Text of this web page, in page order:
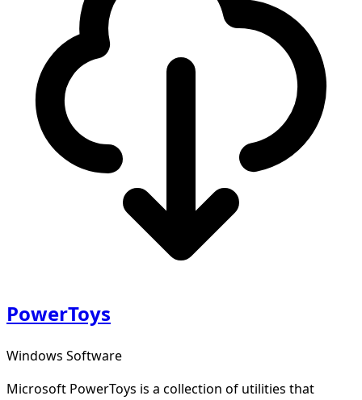
PowerToys
Windows Software
Microsoft PowerToys is a collection of utilities that